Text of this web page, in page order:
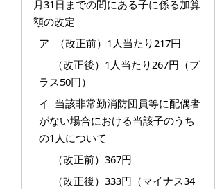
月31日までの間にある子に係る加算
額の改定
ア （改正前）1人当たり217円
（改正後）1人当たり267円（プ
ラス50円）
イ 当該非常勤消防団員等に配偶者
がない場合における当該子のうち
の1人について
（改正前）367円
（改正後）333円（マイナス34